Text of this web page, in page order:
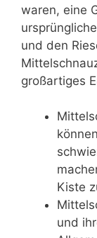
waren, eine
und den
großartiges
Kiste
und